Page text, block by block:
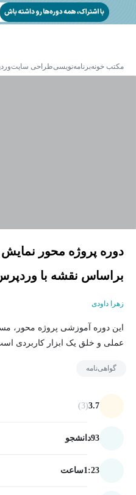
مکتب خونهبرنامه‌نویسیطراحی سایت
دوره پروژه محور
براساس نقشه با
زهرا داودی
این دوره آموزشی پروژه محور،
عملی و خلق یک ابزار کاربردی
گواهی‌نامه
3.7
(3)
93دانشجو
1:23ساعت